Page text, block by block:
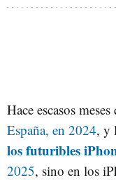
Hace escasos meses
España, en 2024, y
los futuribles
2025, sino en los